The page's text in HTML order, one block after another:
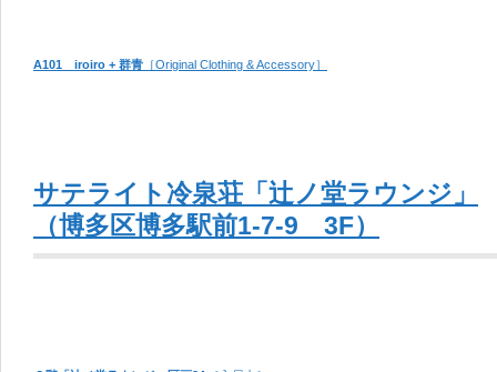
A101 iroiro + 群青 ［Original Clothing & Accessory］
サテライト冷泉荘「辻ノ堂ラウンジ」
（博多区博多駅前1-7-9 3F）